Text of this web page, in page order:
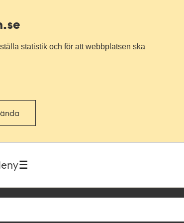
statistik och för att webbplatsen ska